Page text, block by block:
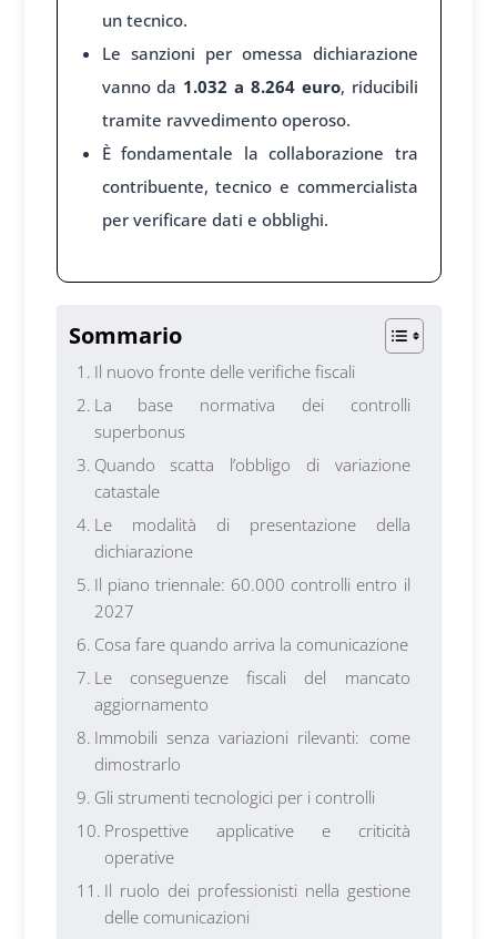
un tecnico.
Le sanzioni per omessa dichiarazione
vanno da 1.032 a 8.264 euro, riducibili
tramite ravvedimento operoso.
È fondamentale la collaborazione tra
contribuente, tecnico e commercialista
per verificare dati e obblighi.
Sommario
Il nuovo fronte delle verifiche fiscali
La base normativa dei controlli
superbonus
Quando scatta l’obbligo di variazione
catastale
Le modalità di presentazione della
dichiarazione
Il piano triennale: 60.000 controlli entro il
2027
Cosa fare quando arriva la comunicazione
Le conseguenze fiscali del mancato
aggiornamento
Immobili senza variazioni rilevanti: come
dimostrarlo
Gli strumenti tecnologici per i controlli
Prospettive applicative e criticità
operative
Il ruolo dei professionisti nella gestione
delle comunicazioni